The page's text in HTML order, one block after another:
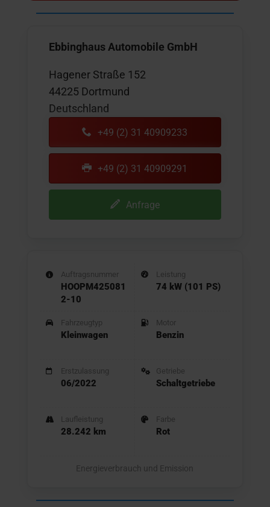
Ebbinghaus Automobile GmbH
Hagener Straße 152
44225 Dortmund
Deutschland
+49 (2) 31 40909233
+49 (2) 31 40909291
Anfrage
Auftragsnummer
HOOPM425081
2-10
Fahrzeugtyp
Kleinwagen
Erstzulassung
06/2022
Laufleistung
28.242 km
Leistung
74 kW (101 PS)
Motor
Benzin
Getriebe
Schaltgetriebe
Farbe
Rot
Energieverbrauch und Emission